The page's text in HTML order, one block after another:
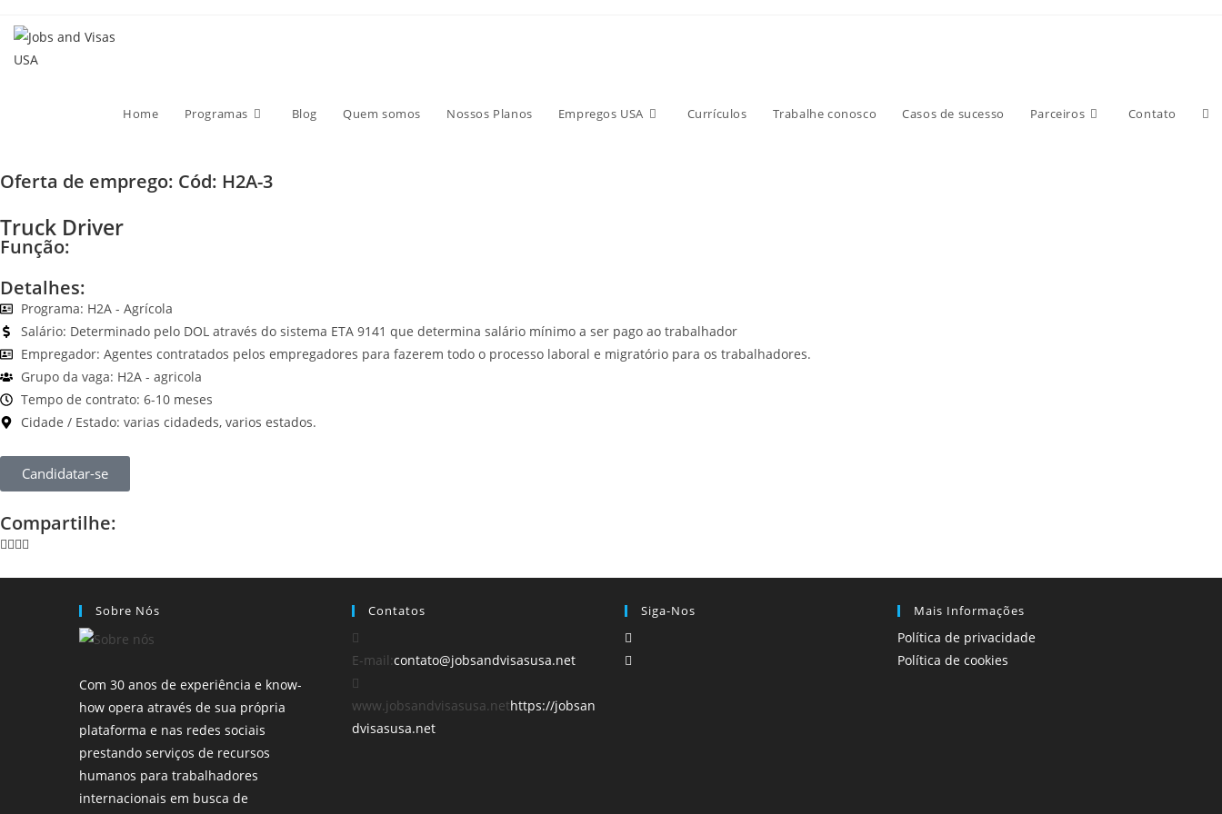
Home Programas Blog Quem somos Nossos Planos Empregos USA Currículos Trabalhe conosco Casos de sucesso Parceiros Contato
Oferta de emprego: Cód: H2A-3
Truck Driver
Função:
Detalhes:
Programa: H2A - Agrícola
Salário: Determinado pelo DOL através do sistema ETA 9141 que determina salário mínimo a ser pago ao trabalhador
Empregador: Agentes contratados pelos empregadores para fazerem todo o processo laboral e migratório para os trabalhadores.
Grupo da vaga: H2A - agricola
Tempo de contrato: 6-10 meses
Cidade / Estado: varias cidadeds, varios estados.
Candidatar-se
Compartilhe:
Sobre Nós
Com 30 anos de experiência e know-
how opera através de sua própria
plataforma e nas redes sociais
prestando serviços de recursos
humanos para trabalhadores
internacionais em busca de
Contatos
E-mail:contato@jobsandvisasusa.net
www.jobsandvisasusa.nethttps://jobsan
dvisasusa.net
Siga-Nos Mais Informações
Política de privacidade
Política de cookies